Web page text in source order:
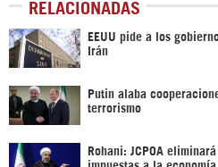
RELACIONADAS
EEUU pide a los
Irán
Putin alaba
terrorismo
Rohani: JCPOA
impuestas a la